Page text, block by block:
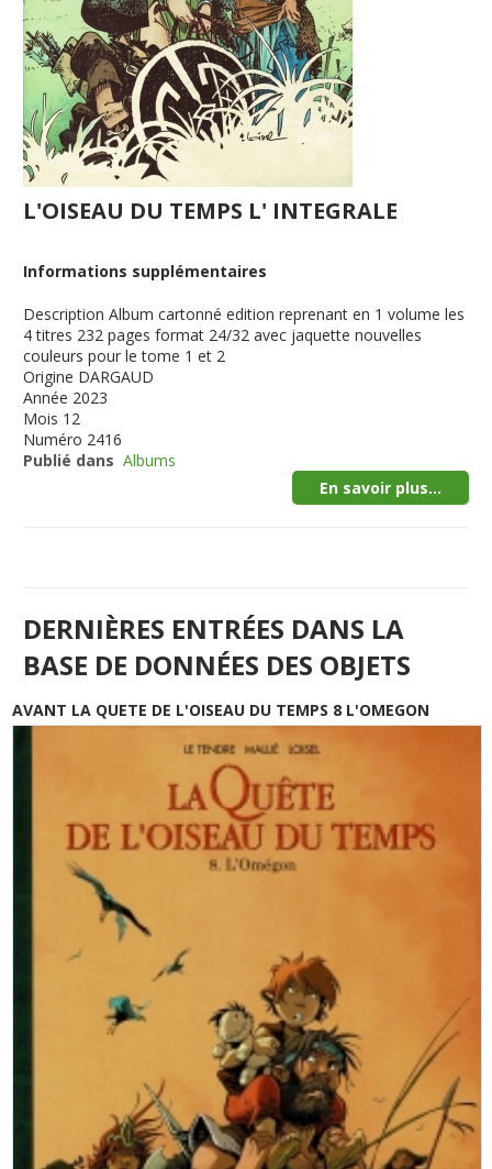
L'OISEAU DU TEMPS L' INTEGRALE
Informations supplémentaires
Description Album cartonné edition reprenant en 1 volume les
4 titres 232 pages format 24/32 avec jaquette nouvelles
couleurs pour le tome 1 et 2
Origine DARGAUD
Année 2023
Mois 12
Numéro 2416
Publié dans Albums
En savoir plus...
DERNIÈRES ENTRÉES DANS LA
BASE DE DONNÉES DES OBJETS
AVANT LA QUETE DE L'OISEAU DU TEMPS 8 L'OMEGON